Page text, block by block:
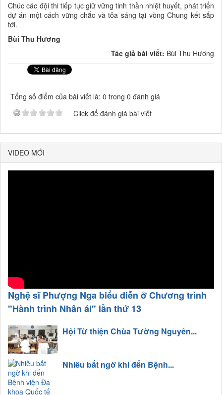
Chúc các đội thi tiếp tục giữ vững tinh thần nhiệt huyết, phát triển
dự án một cách vững chắc và tỏa sáng tại vòng Chung kết sắp
tới.
Bùi Thu Hương
Tác giả bài viết: Bùi Thu Hương
Tổng số điểm của bài viết là: 0 trong 0 đánh giá
Click để đánh giá bài viết
VIDEO MỚI
Nghệ sĩ Phượng Nga biểu diễn ở Chương trình
"Hành trình Nhân ái" lần thứ 13
Hội Từ thiện Chùa Tường Nguyên...
Nhiều bất ngờ khi đến Bệnh...